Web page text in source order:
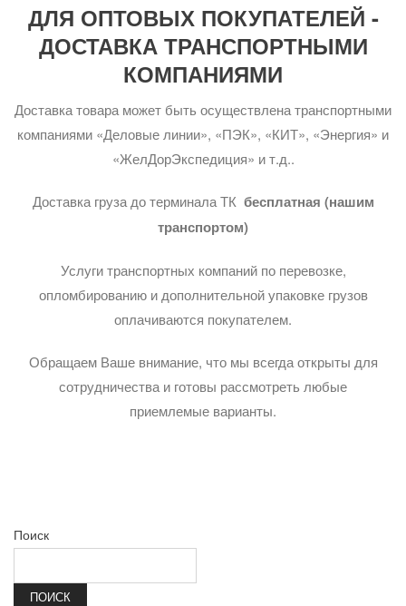
ДЛЯ ОПТОВЫХ ПОКУПАТЕЛЕЙ -
ДОСТАВКА ТРАНСПОРТНЫМИ
КОМПАНИЯМИ
Доставка товара может быть осуществлена транспортными
компаниями «Деловые линии», «ПЭК», «КИТ», «Энергия» и
«ЖелДорЭкспедиция» и т.д..
Доставка груза до терминала ТК бесплатная (нашим
транспортом)
Услуги транспортных компаний по перевозке,
опломбированию и дополнительной упаковке грузов
оплачиваются покупателем.
Обращаем Ваше внимание, что мы всегда открыты для
сотрудничества и готовы рассмотреть любые
приемлемые варианты.
Поиск
ПОИСК